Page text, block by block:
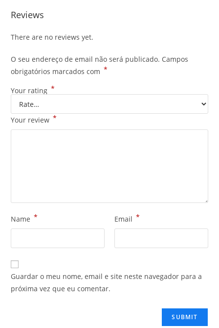
Reviews
There are no reviews yet.
O seu endereço de email não será publicado. Campos
obrigatórios marcados com *
Your rating *
Your review *
Name * Email *
Guardar o meu nome, email e site neste navegador para a
próxima vez que eu comentar.